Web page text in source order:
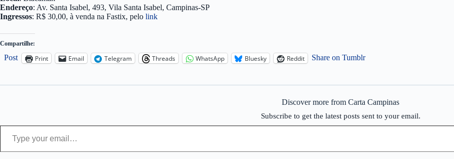
Endereço: Av. Santa Isabel, 493, Vila Santa Isabel, Campinas-SP
Ingressos: R$ 30,00, à venda na Fastix, pelo link
Compartilhe:
Post Print Email Telegram Threads WhatsApp Bluesky Reddit Share on Tumblr
Discover more from Carta Campinas
Subscribe to get the latest posts sent to your email.
Type your email…